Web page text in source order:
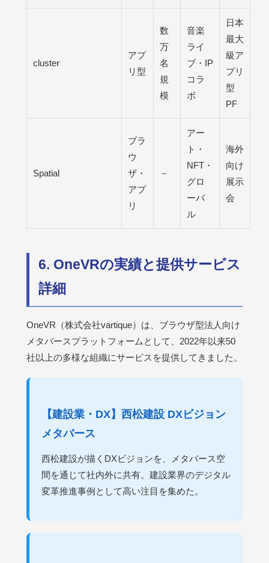
cluster
アプ
リ型
数
万
名
規
模
音楽
ライ
ブ・IP
コラ
ボ
日本
最大
級ア
プリ
型
PF
Spatial
ブラ
ウ
ザ・
アプ
リ
－
アー
ト・
NFT・
グロ
ーバ
ル
海外
向け
展示
会
6. OneVRの実績と提供サービス
詳細
OneVR（株式会社vartique）は、ブラウザ型法人向け
メタバースプラットフォームとして、2022年以来50
社以上の多様な組織にサービスを提供してきました。
【建設業・DX】西松建設 DXビジョン
メタバース
西松建設が描くDXビジョンを、メタバース空
間を通じて社内外に共有。建設業界のデジタル
変革推進事例として高い注目を集めた。